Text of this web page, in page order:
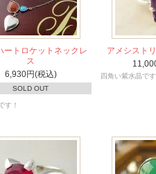
ートロケットネックレ
ス
6,930円(税込)
SOLD OUT
す！
アメシスト
四角い紫水晶です